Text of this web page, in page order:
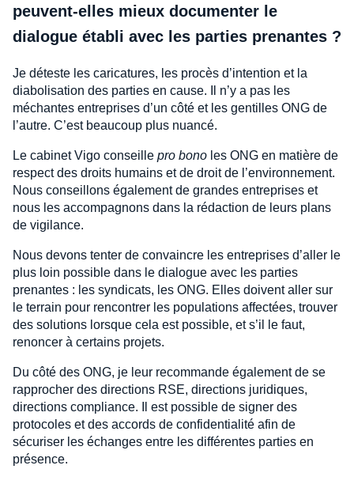
peuvent-elles mieux documenter le
dialogue établi avec les parties prenantes ?
Je déteste les caricatures, les procès d’intention et la
diabolisation des parties en cause. Il n’y a pas les
méchantes entreprises d’un côté et les gentilles ONG de
l’autre. C’est beaucoup plus nuancé.
Le cabinet Vigo conseille pro bono les ONG en matière de
respect des droits humains et de droit de l’environnement.
Nous conseillons également de grandes entreprises et
nous les accompagnons dans la rédaction de leurs plans
de vigilance.
Nous devons tenter de convaincre les entreprises d’aller le
plus loin possible dans le dialogue avec les parties
prenantes : les syndicats, les ONG. Elles doivent aller sur
le terrain pour rencontrer les populations affectées, trouver
des solutions lorsque cela est possible, et s’il le faut,
renoncer à certains projets.
Du côté des ONG, je leur recommande également de se
rapprocher des directions RSE, directions juridiques,
directions compliance. Il est possible de signer des
protocoles et des accords de confidentialité afin de
sécuriser les échanges entre les différentes parties en
présence.